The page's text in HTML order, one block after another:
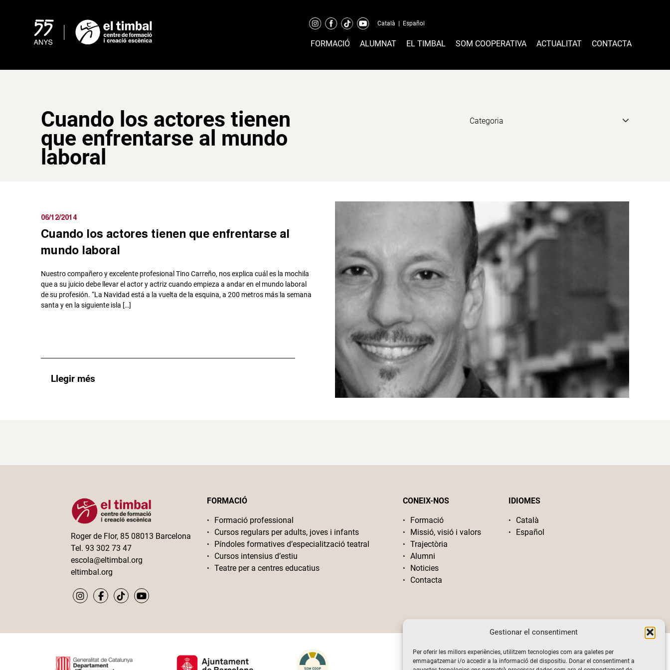
Gestionar el consentiment
Per oferir les millors experiències, utilitzem tecnologies com ara galetes per
emmagatzemar i/o accedir a la informació del dispositiu. Donar el consentiment a
Català Español
FORMACIÓ ALUMNAT EL TIMBAL SOM COOPERATIVA ACTUALITAT CONTACTA
Cuando los actores tienen
que enfrentarse al mundo
laboral
06/12/2014
Cuando los actores tienen que enfrentarse al
mundo laboral
Nuestro compañero y excelente profesional Tino Carreño, nos explica cuál es la mochila
que a su juicio debe llevar el actor y actriz cuando empieza a andar en el mundo laboral
de su profesión. “La Navidad está a la vuelta de la esquina, a 200 metros más la semana
santa y en la siguiente isla […]
Llegir més
Roger de Flor, 85 08013 Barcelona
Tel. 93 302 73 47
escola@eltimbal.org
eltimbal.org
FORMACIÓ
Formació professional
Cursos regulars per adults, joves i infants
Píndoles formatives d’especialització teatral
Cursos intensius d’estiu
Teatre per a centres educatius
CONEIX-NOS
Formació
Missió, visió i valors
Trajectòria
Alumni
Noticies
Contacta
IDIOMES
Català
Español